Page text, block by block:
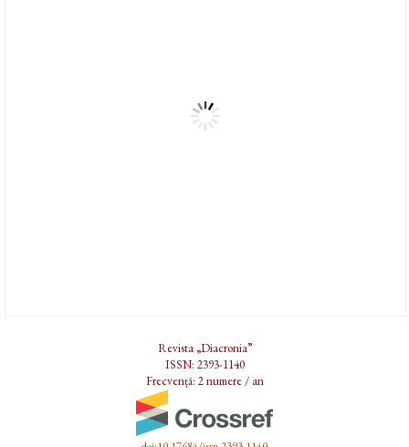
Revista „Diacronia”
ISSN: 2393-1140
Frecvență: 2 numere / an